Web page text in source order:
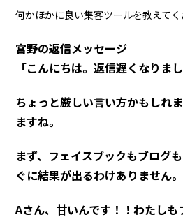
何かほかに良い集客ツールを教えてく
宮野の返信メッセージ
「こんにちは。返信遅くなりまし
ちょっと厳しい言い方かもしれ
ますね。
まず、フェイスブックもブログ
ぐに結果が出るわけありません。
Aさん、甘いんです！！わたし